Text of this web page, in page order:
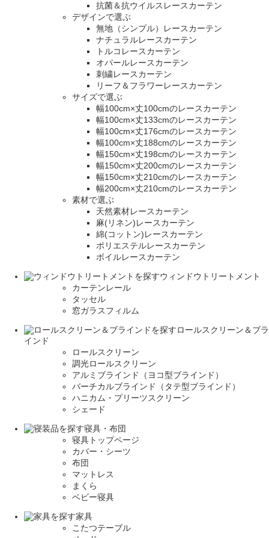
抗菌＆抗ウイルスレースカーテン
デザインで選ぶ
無地（シンプル）レースカーテン
ナチュラルレースカーテン
トルコレースカーテン
オパールレースカーテン
刺繍レースカーテン
リーフ＆フラワーレースカーテン
サイズで選ぶ
幅100cm×丈100cmのレースカーテン
幅100cm×丈133cmのレースカーテン
幅100cm×丈176cmのレースカーテン
幅100cm×丈188cmのレースカーテン
幅150cm×丈198cmのレースカーテン
幅150cm×丈200cmのレースカーテン
幅150cm×丈210cmのレースカーテン
幅200cm×丈210cmのレースカーテン
素材で選ぶ
天然素材レースカーテン
麻(リネン)レースカーテン
綿(コットン)レースカーテン
ポリエステルレースカーテン
ボイルレースカーテン
ウィンドウトリートメント
カーテンレール
タッセル
窓ガラスフィルム
ロールスクリーン＆ブラ
インド
ロールスクリーン
調光ロールスクリーン
アルミブラインド（ヨコ型ブラインド）
バーチカルブラインド（タテ型ブラインド）
ハニカム・プリーツスクリーン
シェード
寝具・布団
寝具トップページ
カバー・シーツ
布団
マットレス
まくら
ベビー寝具
家具
こたつテーブル